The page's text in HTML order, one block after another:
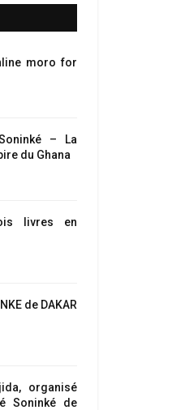
moro for
– La
du Ghana
livres en
de DAKAR
organisé
Soninké de